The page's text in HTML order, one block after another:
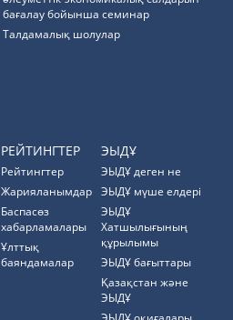
бағалау бойынша семинар
Талдамалық шолулар
РЕЙТИНГТЕР
Рейтингтер
Жарияланымдар
Баспасөз
хабарламалары
Ұлттық
баяндамалар
ЭЫДҰ
ЭЫДҰ деген не
ЭЫДҰ мүше елдері
ЭЫДҰ
Хатшылығының
құрылымы
ЭЫДҰ бағыттары
Қазақстан және
ЭЫДҰ